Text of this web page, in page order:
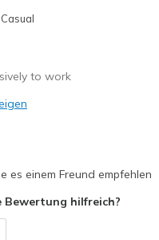
Casual
to work
es einem Freund empfehlen
Bewertung hilfreich?